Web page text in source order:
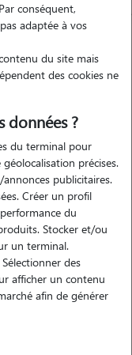
animaux, je souhaite
pour allier passion et
l'importance de
animal, qu'il s'agisse de
rassurante. mon
mes expériences
de l'éducation, me
je veille à
conséquent,
adaptée à vos
du site mais
des cookies ne
données ?
du terminal pour
précises.
publicitaires.
Créer un profil
du
Stocker et/ou
un terminal.
des
afficher un contenu
afin de générer